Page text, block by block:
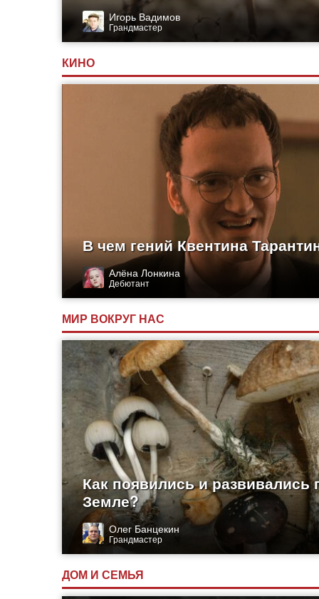
Игорь Вадимов
Грандмастер
КИНО
В чем гений Квентина
Алёна Лонкина
Дебютант
МИР ВОКРУГ НАС
Как появились и развивались
Земле?
Олег Банцекин
Грандмастер
ДОМ И СЕМЬЯ